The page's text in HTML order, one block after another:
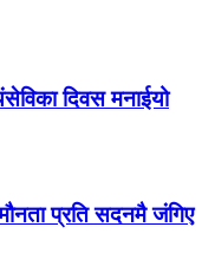
दिवस मनाईयो
प्रति सदनमै जंगिए